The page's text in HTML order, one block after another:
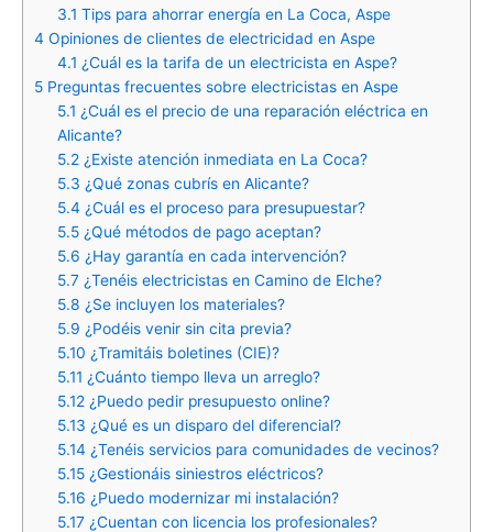
3.1 Tips para ahorrar energía en La Coca, Aspe
4 Opiniones de clientes de electricidad en Aspe
4.1 ¿Cuál es la tarifa de un electricista en Aspe?
5 Preguntas frecuentes sobre electricistas en Aspe
5.1 ¿Cuál es el precio de una reparación eléctrica en
Alicante?
5.2¿Existe atención inmediata en La Coca?
5.3 ¿Qué zonas cubrís en Alicante?
5.4 ¿Cuál es el proceso para presupuestar?
5.5¿Qué métodos de pago aceptan?
5.6 ¿Hay garantía en cada intervención?
5.7¿Tenéis electricistas en Camino de Elche?
5.8 ¿Se incluyen los materiales?
5.9 ¿Podéis venir sin cita previa?
5.10 ¿Tramitáis boletines (CIE)?
5.11 ¿Cuánto tiempo lleva un arreglo?
5.12¿Puedo pedir presupuesto online?
5.13 ¿Qué es un disparo del diferencial?
5.14 ¿Tenéis servicios para comunidades de vecinos?
5.15¿Gestionáis siniestros eléctricos?
5.16 ¿Puedo modernizar mi instalación?
5.17¿Cuentan con licencia los profesionales?